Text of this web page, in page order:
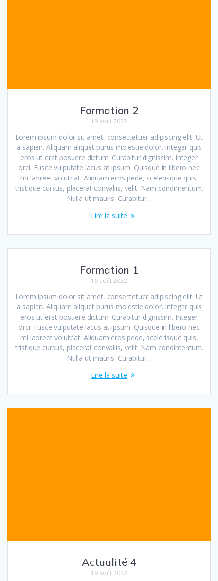
Formation 2
19 août 2022
Lorem ipsum dolor sit amet, consectetuer adipiscing elit. Ut
a sapien. Aliquam aliquet purus molestie dolor. Integer quis
eros ut erat posuere dictum. Curabitur dignissim. Integer
orci. Fusce vulputate lacus at ipsum. Quisque in libero nec
mi laoreet volutpat. Aliquam eros pede, scelerisque quis,
tristique cursus, placerat convallis, velit. Nam condimentum.
Nulla ut mauris. Curabitur…
Lire la suite
Formation 1
19 août 2022
Lorem ipsum dolor sit amet, consectetuer adipiscing elit. Ut
a sapien. Aliquam aliquet purus molestie dolor. Integer quis
eros ut erat posuere dictum. Curabitur dignissim. Integer
orci. Fusce vulputate lacus at ipsum. Quisque in libero nec
mi laoreet volutpat. Aliquam eros pede, scelerisque quis,
tristique cursus, placerat convallis, velit. Nam condimentum.
Nulla ut mauris. Curabitur…
Lire la suite
Actualité 4
19 août 2022